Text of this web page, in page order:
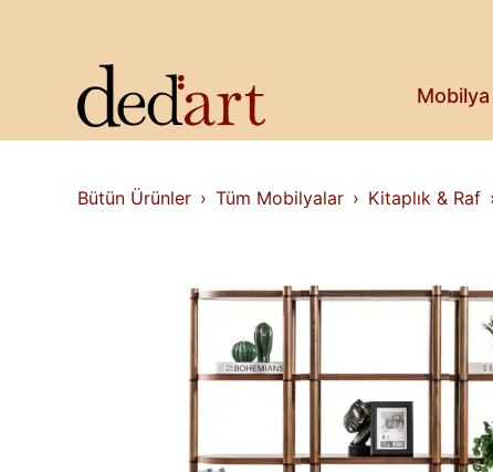
Mobilya
Kitaplık & Raf
Televizyon Ünitesi
Bütün Ürünler Tüm Mobilyalar Kitaplık & Raf